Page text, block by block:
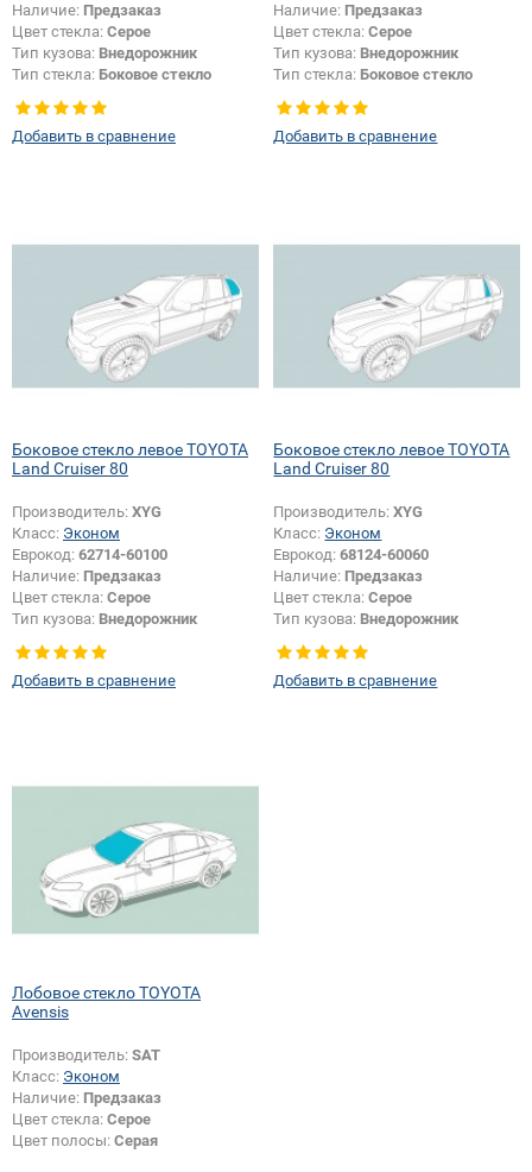
Наличие: Предзаказ
Цвет стекла: Серое
Тип кузова: Внедорожник
Тип стекла: Боковое стекло
правое
Добавить в сравнение
Наличие: Предзаказ
Цвет стекла:Серое
Тип кузова: Внедорожник
Тип стекла: Боковое стекло
правое
Добавить в сравнение
Боковое стекло левое TOYOTA
Land Cruiser 80
Производитель: XYG
Класс: Эконом
Еврокод: 62714-60100
Наличие: Предзаказ
Цвет стекла: Серое
Тип кузова: Внедорожник
Добавить в сравнение
Боковое стекло левое TOYOTA
Land Cruiser 80
Производитель:XYG
Класс: Эконом
Еврокод:68124-60060
Наличие: Предзаказ
Цвет стекла:Серое
Тип кузова: Внедорожник
Добавить в сравнение
Лобовое стекло TOYOTA
Avensis
Производитель: SAT
Класс: Эконом
Наличие: Предзаказ
Цвет стекла: Серое
Цвет полосы: Серая